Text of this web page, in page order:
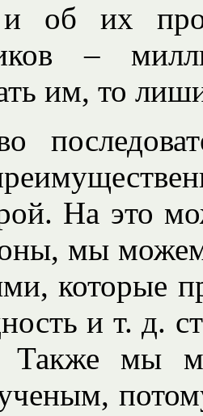
об их
–
им, то
На это
мы
которые
и т. д.
Также мы